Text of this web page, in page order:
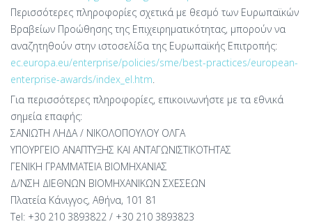
Περισσότερες πληροφορίες σχετικά με θεσμό των Ευρωπαϊκών
Βραβείων Προώθησης της Επιχειρηματικότητας, μπορούν να
αναζητηθούν στην ιστοσελίδα της Ευρωπαϊκής Επιτροπής:
ec.europa.eu/enterprise/policies/sme/best-practices/european-
enterprise-awards/index_el.htm
Για περισσότερες πληροφορίες, επικοινωνήστε με τα εθνικά
σημεία επαφής:
ΣΑΝΙΩΤΗ ΛΗΔΑ / ΝΙΚΟΛΟΠΟΥΛΟΥ ΟΛΓΑ
ΥΠΟΥΡΓΕΙΟ ΑΝΑΠΤΥΞΗΣ ΚΑΙ ΑΝΤΑΓΩΝΙΣΤΙΚΟΤΗΤΑΣ
ΓΕΝΙΚΗ ΓΡΑΜΜΑΤΕΙΑ ΒΙΟΜΗΧΑΝΙΑΣ
Δ/ΝΣΗ ΔΙΕΘΝΩΝ ΒΙΟΜΗΧΑΝΙΚΩΝ ΣΧΕΣΕΩΝ
Πλατεία Κάνιγγος, Αθήνα, 101 81
Tel: +30 210 3893822 / +30 210 3893823